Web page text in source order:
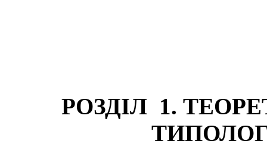
РОЗДІЛ 1.